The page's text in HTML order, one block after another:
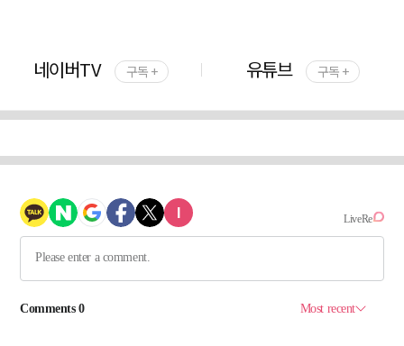
네이버TV 구독 + 유튜브 구독 +